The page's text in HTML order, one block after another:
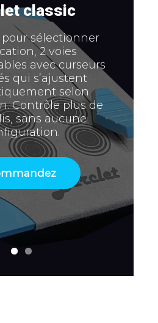
classic
sélectionner
2 voies
avec curseurs
qui s’ajustent
selon
Contrôle plus de
sans aucune
core
sélectionner
2 pour choisir la
(enceintes,
2 voies
pour contrôler
applications, le tout
configuration.